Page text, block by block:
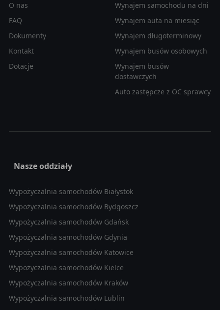
O nas
FAQ
Dokumenty
Kontakt
Dotacje
Wynajem samochodu na dni
Wynajem auta na miesiąc
Wynajem długoterminowy
Wynajem busów osobowych
Wynajem busów
dostawczych
Auto zastępcze z OC sprawcy
Nasze oddziały
Wypożyczalnia samochodów Białystok
Wypożyczalnia samochodów Bydgoszcz
Wypożyczalnia samochodów Gdańsk
Wypożyczalnia samochodów Gdynia
Wypożyczalnia samochodów Katowice
Wypożyczalnia samochodów Kielce
Wypożyczalnia samochodów Kraków
Wypożyczalnia samochodów Lublin